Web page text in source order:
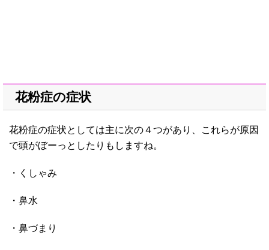
花粉症の症状
花粉症の症状としては主に次の４つがあり、これらが原因
で頭がぼーっとしたりもしますね。
・くしゃみ
・鼻水
・鼻づまり